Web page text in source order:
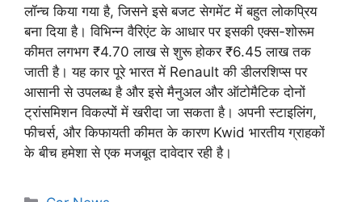
लॉन्च किया गया है, जिसने इसे बजट सेगमेंट में बहुत लोकप्रिय
बना दिया है। विभिन्न वैरिएंट के आधार पर इसकी एक्स-शोरूम
कीमत लगभग ₹4.70 लाख से शुरू होकर ₹6.45 लाख तक
जाती है। यह कार पूरे भारत में Renault की डीलरशिप्स पर
आसानी से उपलब्ध है और इसे मैनुअल और ऑटोमैटिक दोनों
ट्रांसमिशन विकल्पों में खरीदा जा सकता है। अपनी स्टाइलिंग,
फीचर्स, और किफायती कीमत के कारण Kwid भारतीय ग्राहकों
के बीच हमेशा से एक मजबूत दावेदार रही है।